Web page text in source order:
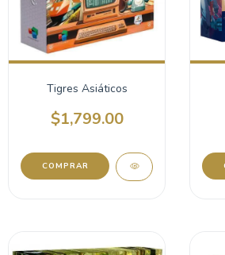
Tigres Asiáticos
$1,799.00